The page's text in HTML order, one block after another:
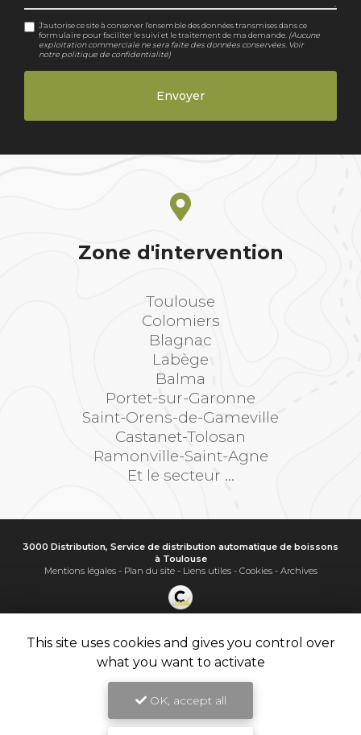
J'autorise ce site à conserver l'ensemble des données transmises dans ce
formulaire pour faciliter le suivi et le traitement de ma demande. (Aucune
exploitation commerciale ne sera faite des données conservées. Voir
notre politique de confidentialité)
Zone d'intervention
Toulouse
Colomiers
Blagnac
Labège
Balma
Portet-sur-Garonne
Saint-Orens-de-Gameville
Castanet-Tolosan
Ramonville-Saint-Agne
Et le secteur ...
3000 Distribution, Service de distribution automatique de boissons
à Toulouse
Mentions légales- Plan du site- Liens utiles- Cookies- Archives
Demande de Devis
Secteur- En savoir +
Sitemap
9.8/10
This site uses cookies and gives you control over
what you want to activate
OK, accept all